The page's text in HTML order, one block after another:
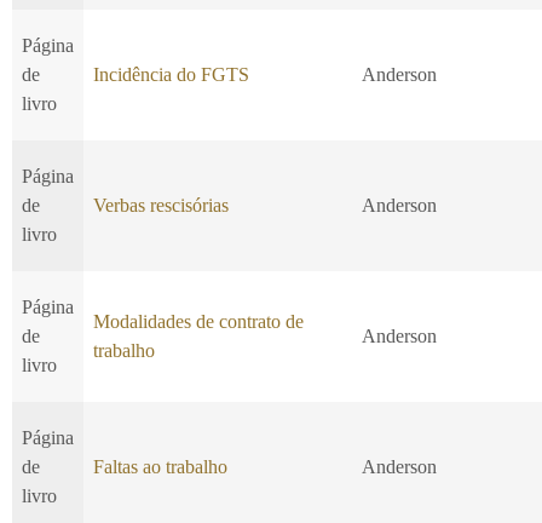
Página
de
livro
Incidência do FGTS Anderson
Página
de
livro
Verbas rescisórias Anderson
Página
de
livro
Modalidades de contrato de
trabalho
Anderson
Página
de
livro
Faltas ao trabalho Anderson